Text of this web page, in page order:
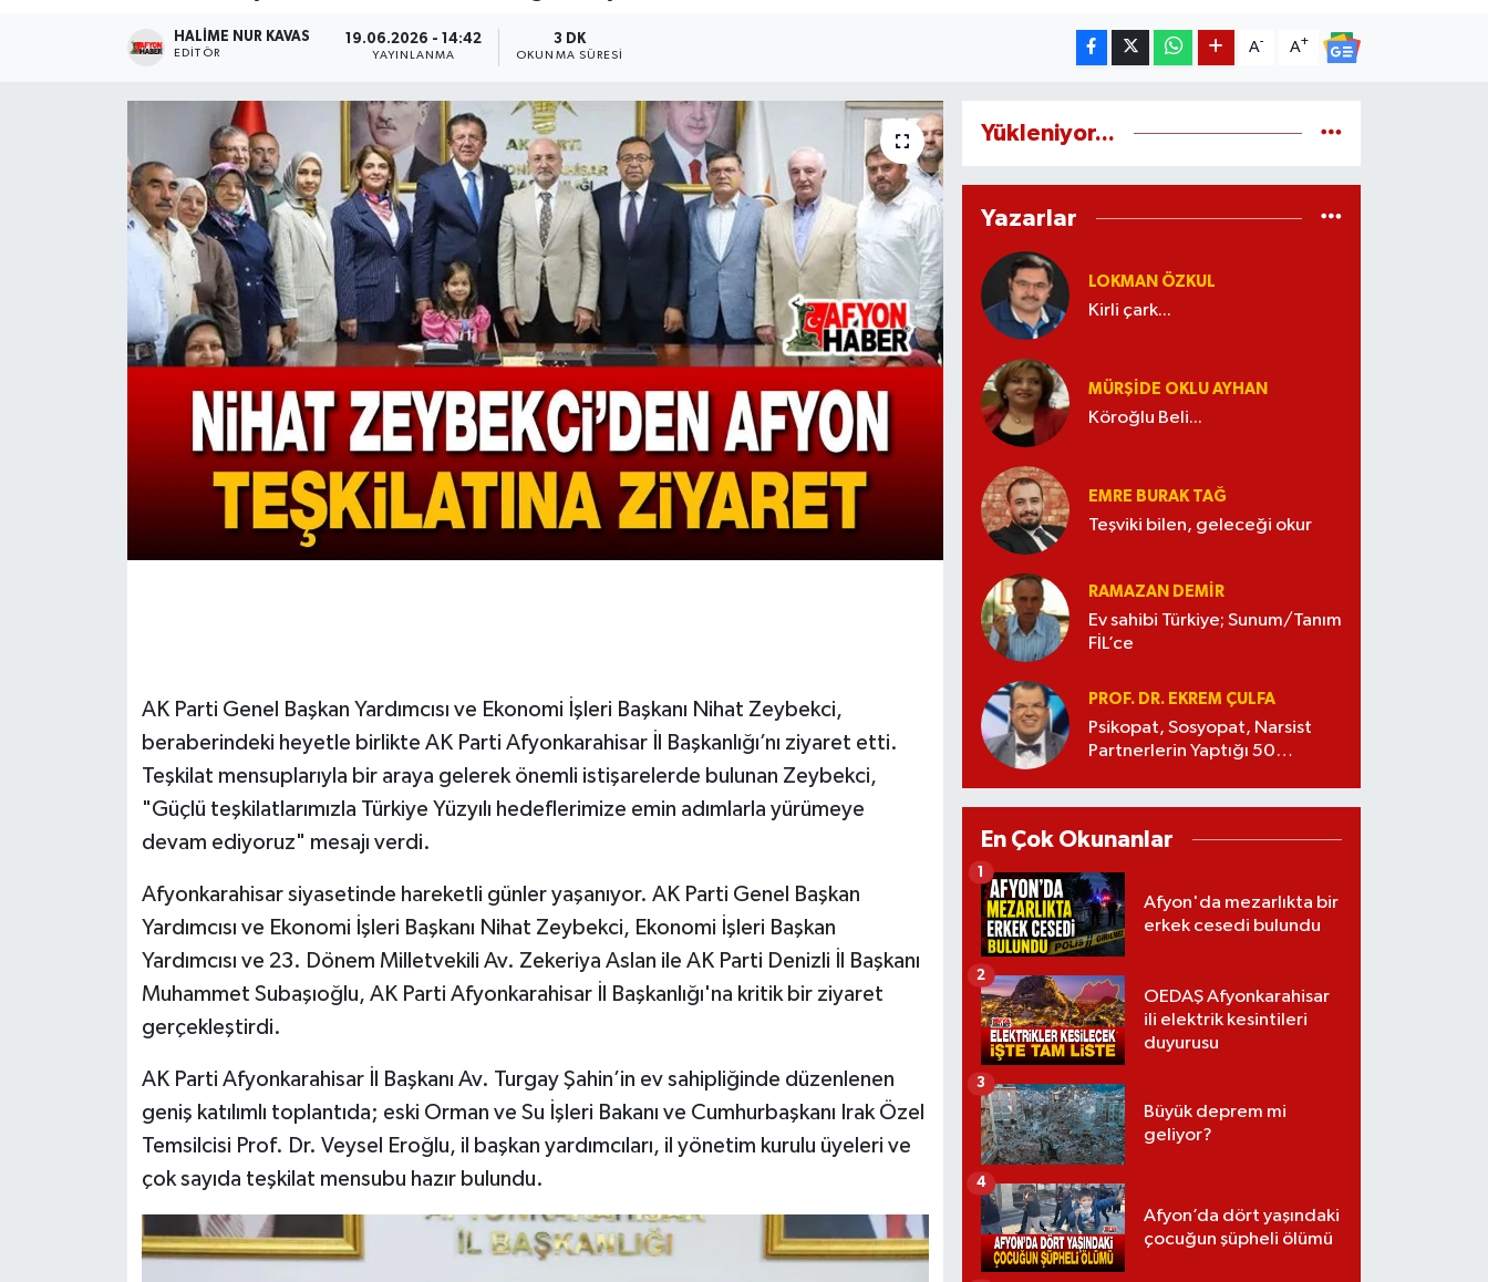
HALIME NUR KAVAS
EDITÖR
19.06.2026 - 14:42
YAYINLANMA
3 DK
OKUNMA SÜRESI
A- A+
AK Parti Genel Başkan Yardımcısı ve Ekonomi İşleri Başkanı Nihat Zeybekci,
beraberindeki heyetle birlikte AK Parti Afyonkarahisar İl Başkanlığı’nı ziyaret etti.
Teşkilat mensuplarıyla bir araya gelerek önemli istişarelerde bulunan Zeybekci,
"Güçlü teşkilatlarımızla Türkiye Yüzyılı hedeflerimize emin adımlarla yürümeye
devam ediyoruz" mesajı verdi.
Afyonkarahisar siyasetinde hareketli günler yaşanıyor. AK Parti Genel Başkan
Yardımcısı ve Ekonomi İşleri Başkanı Nihat Zeybekci, Ekonomi İşleri Başkan
Yardımcısı ve 23. Dönem Milletvekili Av. Zekeriya Aslan ile AK Parti Denizli İl Başkanı
Muhammet Subaşıoğlu, AK Parti Afyonkarahisar İl Başkanlığı'na kritik bir ziyaret
gerçekleştirdi.
AK Parti Afyonkarahisar İl Başkanı Av. Turgay Şahin’in ev sahipliğinde düzenlenen
geniş katılımlı toplantıda; eski Orman ve Su İşleri Bakanı ve Cumhurbaşkanı Irak Özel
Temsilcisi Prof. Dr. Veysel Eroğlu, il başkan yardımcıları, il yönetim kurulu üyeleri ve
çok sayıda teşkilat mensubu hazır bulundu.
Yükleniyor...
Yazarlar
LOKMAN ÖZKUL
Kirli çark...
MÜRŞIDE OKLU AYHAN
Köroğlu Beli...
EMRE BURAK TAĞ
Teşviki bilen, geleceği okur
RAMAZAN DEMİR
Ev sahibi Türkiye; Sunum/Tanım
FİL’ce
PROF. DR. EKREM ÇULFA
Psikopat, Sosyopat, Narsist
Partnerlerin Yaptığı 50
En Çok Okunanlar
Afyon'da mezarlıkta bir
erkek cesedi bulundu
1
OEDAŞ Afyonkarahisar
ili elektrik kesintileri
duyurusu
2
Büyük deprem mi
geliyor?
3
Afyon’da dört yaşındaki
çocuğun şüpheli ölümü
4
Magazin